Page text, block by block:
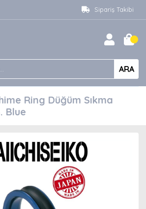
Sipariş Takibi
ARA
Ring Düğüm Sıkma
Blue